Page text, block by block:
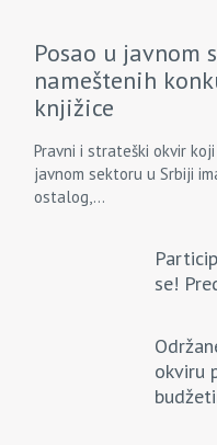
Posao u javnom
nameštenih
knjižice
Pravni i strateški okvir
javnom sektoru u Srbiji
ostalog,...
se!
okviru